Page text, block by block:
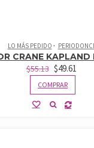
LO MÁS PEDIDO
CRANE
$55.13 $49.61
COMPRAR